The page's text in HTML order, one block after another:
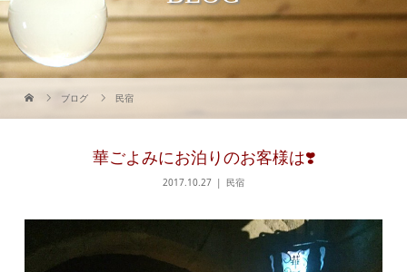
ブログ 民宿
華ごよみにお泊りのお客様は❣️
2017.10.27 民宿